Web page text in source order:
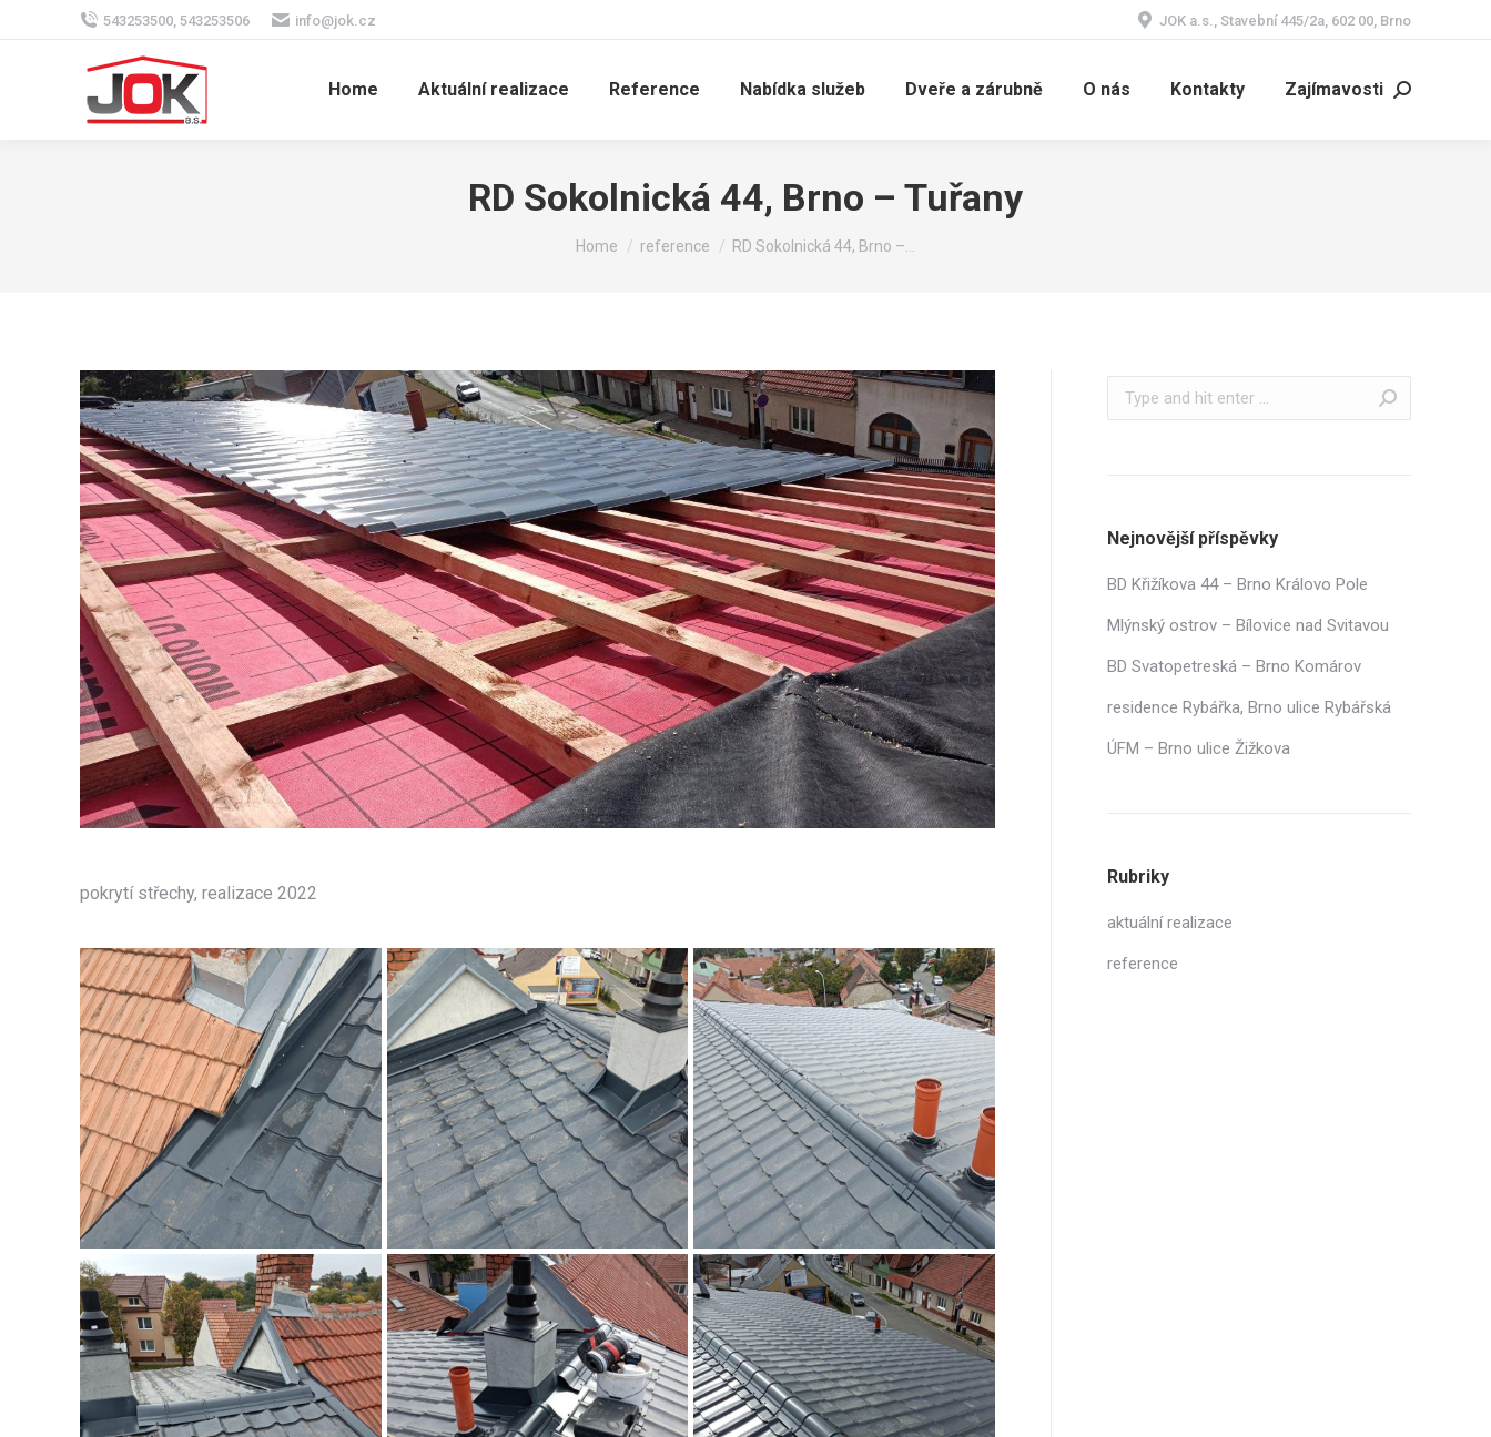
543253500, 543253506 info@jok.cz JOK a.s., Stavební 445/2a, 602 00, Brno
Home Aktuální realizace Reference Nabídka služeb Dveře a zárubně O nás Kontakty Zajímavosti Search:
RD Sokolnická 44, Brno – Tuřany
You are here:
Home reference RD Sokolnická 44, Brno –…
pokrytí střechy, realizace 2022
Search:
Nejnovější příspěvky
BD Křižíkova 44 – Brno Královo Pole
Mlýnský ostrov – Bílovice nad Svitavou
BD Svatopetreská – Brno Komárov
residence Rybářka, Brno ulice Rybářská
ÚFM – Brno ulice Žižkova
Rubriky
aktuální realizace
reference